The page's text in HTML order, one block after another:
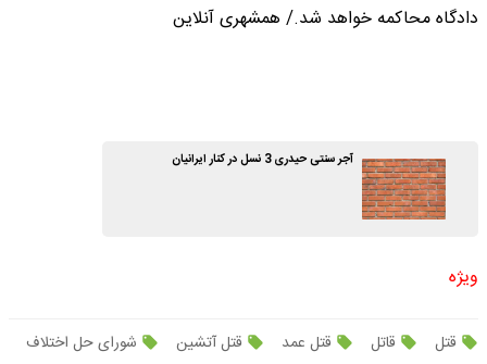
دادگاه محاکمه خواهد شد./ همشهری آنلاین
آجر سنتی حیدری 3 نسل در کنار ایرانیان
ویژه
قتل قاتل قتل عمد قتل آتشین شورای حل اختلاف